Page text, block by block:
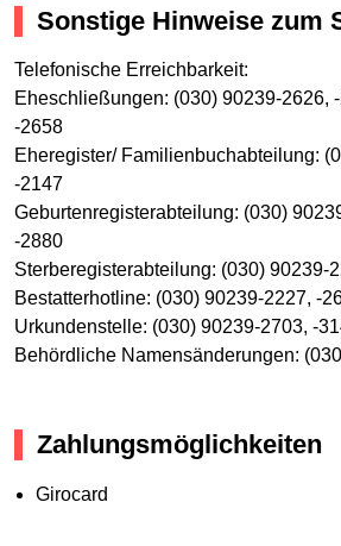
Sonstige Hinweise zum
Telefonische Erreichbarkeit:
Eheschließungen: (030) 90239-2626,
-2658
Eheregister/ Familienbuchabteilung:
-2147
Geburtenregisterabteilung: (030)
-2880
Sterberegisterabteilung: (030) 90239-
Bestatterhotline: (030) 90239-2227, -
Urkundenstelle: (030) 90239-2703, -
Behördliche Namensänderungen:
Zahlungsmöglichkeiten
Girocard